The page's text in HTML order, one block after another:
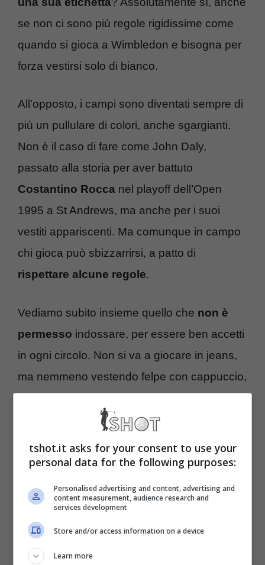
se non ci sono più regole rigidissime come
quando si gioca a Wimbledon e bisogna per
forza vestirsi solo di bianco.
All’opposto, i campi sono diventati sempre di
più un pullulare di colori, anche sgargianti.
Non è il caso di fare come John Daly,
passato alla storia per aver battuto
Costantino Rocca nel playoff dell’Open
1995 a St Andrews, ma anche per i suoi
vestiti appariscenti. Ma comunque in campo
chi gioca può sbizzarrirsi, a patto di
rispettare alcune regole.
Vediamo subito insieme quello che non è
permesso indossare, per essere ben accetti
in ogni circolo. Non si va a giocare in jeans,
ma nemmeno vestendo felpe con cappuccio,
tute da ginnastica, pantaloncini corti e
canotte. Nemmeno con sandali o ciabatte,
la scelta di misure e colori, un
abbigliamento adeguato
da polo (meglio se con il colletto), maglioni e
tshot.it asks for your consent to use your
personal data for the following purposes:
Personalised advertising and content, advertising and
content measurement, audience research and
services development
Store and/or access information on a device
Learn more